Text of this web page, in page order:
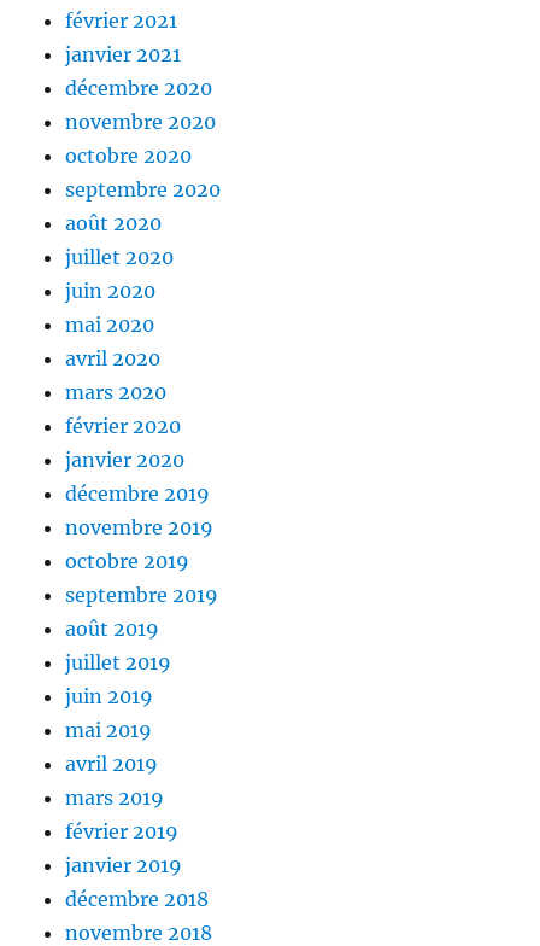
février 2021
janvier 2021
décembre 2020
novembre 2020
octobre 2020
septembre 2020
août 2020
juillet 2020
juin 2020
mai 2020
avril 2020
mars 2020
février 2020
janvier 2020
décembre 2019
novembre 2019
octobre 2019
septembre 2019
août 2019
juillet 2019
juin 2019
mai 2019
avril 2019
mars 2019
février 2019
janvier 2019
décembre 2018
novembre 2018